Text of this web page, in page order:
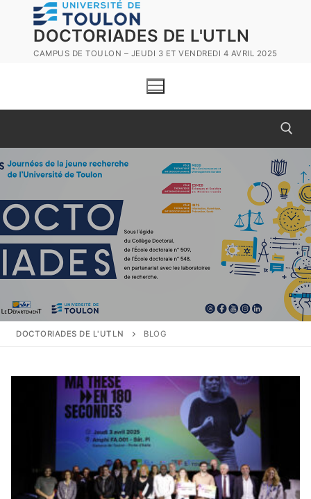
contenuDOCTORIADES DE L'UTLN
CAMPUS DE TOULON – JEUDI 3 ET VENDREDI 4 AVRIL 2025
Rechercher :
Rechercher
Programme
Ateliers
Soirée
Résultats Concours 2025 MT180 Toulon
Inscriptions
Inscriptions Doctoriades
Lieu
DOCTORIADES DE L'UTLN BLOG